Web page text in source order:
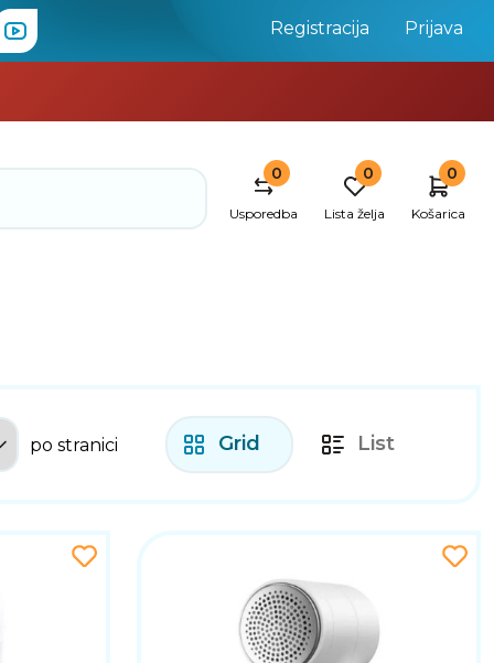
Registracija Prijava
0
Usporedba
0
Lista želja
0
Košarica
po stranici Grid List